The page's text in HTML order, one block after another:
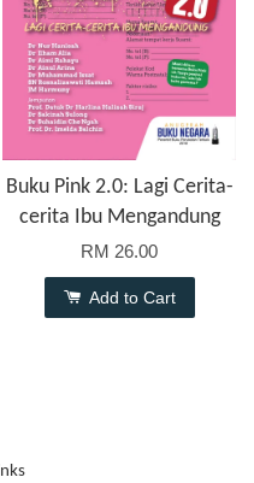
Buku Pink 2.0: Lagi Cerita-
cerita Ibu Mengandung
RM 26.00
Add to Cart